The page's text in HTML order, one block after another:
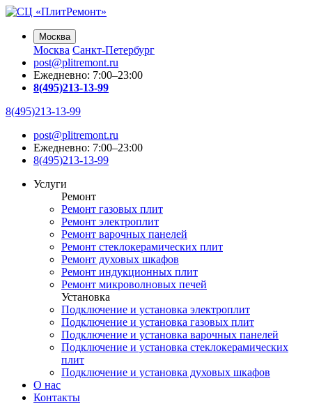
Москва
Москва Санкт-Петербург
post@plitremont.ru
Ежедневно: 7:00–23:00
8(495)213-13-99
8(495)213-13-99
post@plitremont.ru
Ежедневно: 7:00–23:00
8(495)213-13-99
Услуги
Ремонт
Ремонт газовых плит
Ремонт электроплит
Ремонт варочных панелей
Ремонт стеклокерамических плит
Ремонт духовых шкафов
Ремонт индукционных плит
Ремонт микроволновых печей
Установка
Подключение и установка электроплит
Подключение и установка газовых плит
Подключение и установка варочных панелей
Подключение и установка стеклокерамических
плит
Подключение и установка духовых шкафов
О нас
Контакты